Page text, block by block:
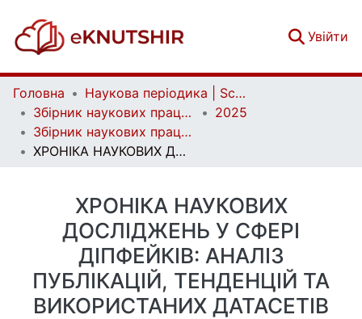
Увійти
Головна
Наукова періодика | Scientific periodicals
Збірник наукових праць Військового інституту Київського національного університету імені Тараса Шевченка | Collection of Scientific Studies of the Military Institute of Taras Shevchenko National University of Kyiv
2025
Збірник наукових праць Військового інституту Київського національного університету імені Тараса Шевченка. Вип. 87
ХРОНІКА НАУКОВИХ ДОСЛІДЖЕНЬ У СФЕРІ ДІПФЕЙКІВ: АНАЛІЗ ПУБЛІКАЦІЙ, ТЕНДЕНЦІЙ ТА ВИКОРИСТАНИХ ДАТАСЕТІВ
ХРОНІКА НАУКОВИХ
ДОСЛІДЖЕНЬ У СФЕРІ
ДІПФЕЙКІВ: АНАЛІЗ
ПУБЛІКАЦІЙ, ТЕНДЕНЦІЙ ТА
ВИКОРИСТАНИХ ДАТАСЕТІВ